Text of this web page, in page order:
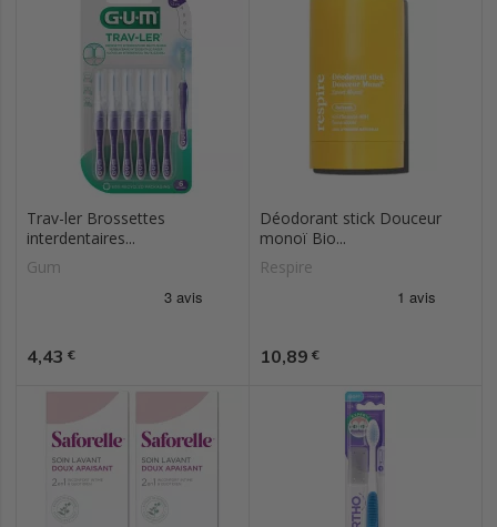
Trav-ler Brossettes
interdentaires...
Gum
Prix
4,43 €
Déodorant stick Douceur
monoï Bio...
Respire
Prix
10,89 €